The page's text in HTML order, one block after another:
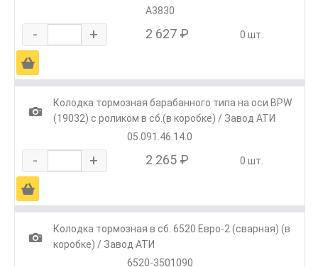
А3830
- + 2 627 ₽ 0 шт.
Ä
1
Колодка тормозная барабанного типа на оси BPW
(19032) с роликом в сб.(в коробке) / Завод АТИ
05.091.46.14.0
- + 2 265 ₽ 0 шт.
Ä
1
Колодка тормозная в сб. 6520 Евро-2 (сварная) (в
коробке) / Завод АТИ
6520-3501090